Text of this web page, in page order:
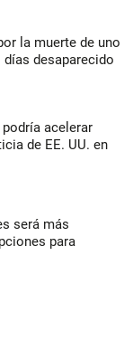
la muerte de uno
desaparecido
acelerar
de EE. UU. en
será más
para